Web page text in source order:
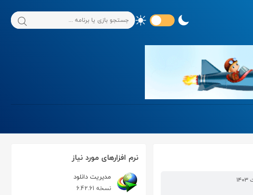
نرم افزارهای مورد نیاز
مدیریت دانلود
نسخه 6.42.61